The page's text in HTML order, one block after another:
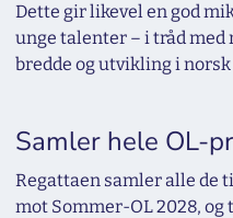
Dette gir likevel en god
unge talenter – i tråd med
bredde og utvikling i
Samler hele OL-
Regattaen samler alle de
mot Sommer-OL 2028,